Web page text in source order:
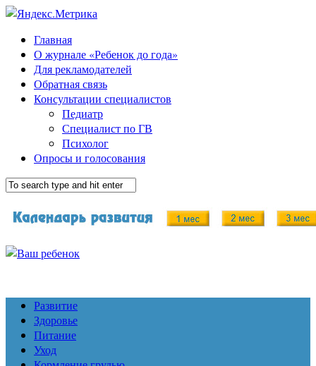
Главная
О журнале «Ребенок до года»
Для рекламодателей
Обратная связь
Консультации специалистов
Педиатр
Специалист по ГВ
Психолог
Опросы и голосования
Развитие
Здоровье
Питание
Уход